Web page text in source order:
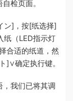
检页面。
ン]，按[纸选择]
纸（LED指示灯
合适的纸道，然
]∨确定执行键。
我们已将其调